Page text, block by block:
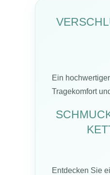
Ein
Tragekomfort
Entdecken Sie